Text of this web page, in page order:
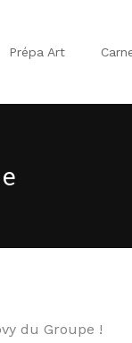
Prépa Art
du Groupe !